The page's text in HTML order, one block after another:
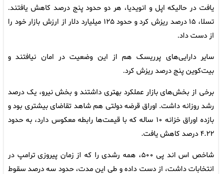
یافت در حالیکه اپل و انویدیا، هر دو حدود پنج درصد کاهش یافتند.
تسلا، ۱۵ درصد ریزش کرد و حدود ۱۲۵ میلیارد دلار از ارزش بازار خود را
از دست داد.
سایر دارایی‌های پرریسک هم از این وضعیت در امان نیافتند و
بیت‌کوین پنج درصد ریزش کرد.
برخی از بخش‌های بازار عملکرد بهتری داشتند و بخش نیرو، یک درصد
رشد روزانه داشت. اوراق قرضه دولتی هم شاهد تقاضای بیشتری بود و
بازده اوراق خزانه ۱۰ ساله که با قیمت‌ها رابطه معکوس دارد، به حدود
۴.۲۲ درصد کاهش یافت.
شاخص اس اند پی ۵۰۰، همه رشدی را که از زمان پیروزی ترامپ در
انتخابات داشت، از دست داده و طی این مدت، حدود سه درصد سقوط